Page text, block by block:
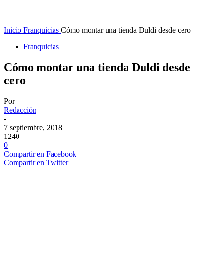
Inicio Franquicias Cómo montar una tienda Duldi desde cero
Franquicias
Cómo montar una tienda Duldi desde
cero
Por
Redacción
-
7 septiembre, 2018
1240
0
Compartir en Facebook
Compartir en Twitter